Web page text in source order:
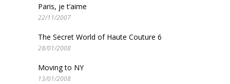
Paris, je t’aime
22/11/2007
The Secret World of Haute Couture 6
28/01/2008
Moving to NY
13/01/2008